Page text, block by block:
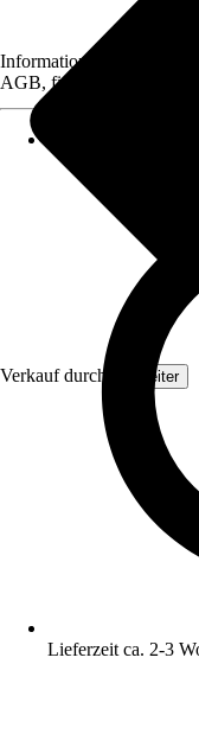
Verkauf durch: Topleiter
Informationen des
AGB, finden Sie bei Klick
Lieferzeit ca. 2-3